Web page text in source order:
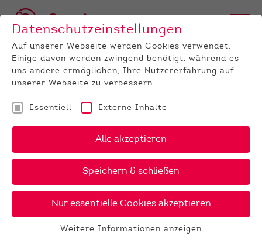
UNTERNEHMEN News
Ergebnisse Zuchtvieh-Auktion
im Dezember
Erfolgreicher Jahresabschluss bei der
Datenschutzeinstellungen
Auf unserer Webseite werden Cookies verwendet.
Einige davon werden zwingend benötigt, während es
uns andere ermöglichen, Ihre Nutzererfahrung auf
unserer Webseite zu verbessern.
Essentiell Externe Inhalte
Alle akzeptieren
Speichern & schließen
Nur essentielle Cookies akzeptieren
Weitere Informationen anzeigen